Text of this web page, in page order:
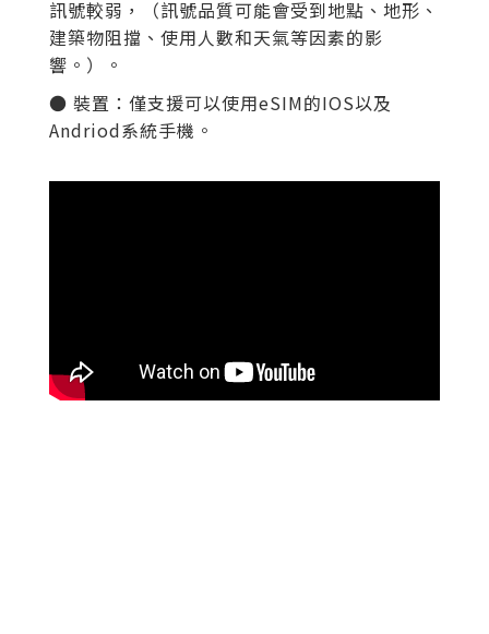
訊號較弱，（訊號品質可能會受到地點、地形、
建築物阻擋、使用人數和天氣等因素的影
響。）。
● 裝置：僅支援可以使用eSIM的IOS以及
Andriod系統手機。